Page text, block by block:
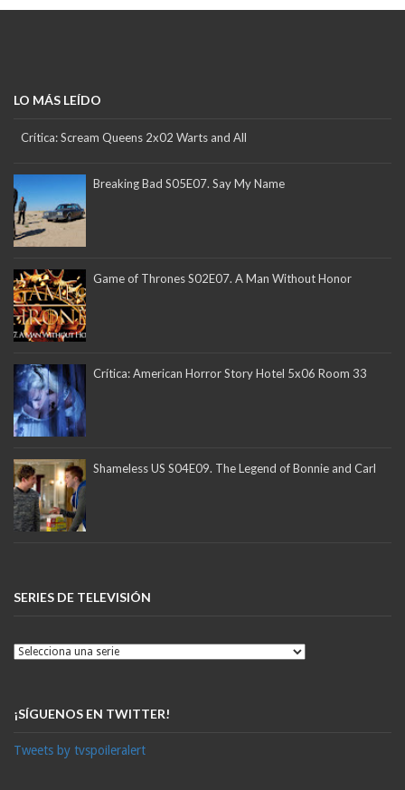
LO MÁS LEÍDO
Crítica: Scream Queens 2x02 Warts and All
Breaking Bad S05E07. Say My Name
Game of Thrones S02E07. A Man Without Honor
Crítica: American Horror Story Hotel 5x06 Room 33
Shameless US S04E09. The Legend of Bonnie and Carl
SERIES DE TELEVISIÓN
¡SÍGUENOS EN TWITTER!
Tweets by tvspoileralert